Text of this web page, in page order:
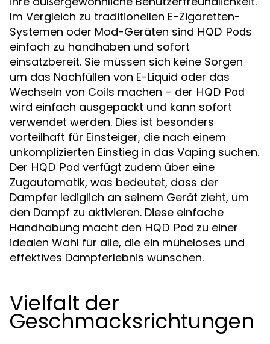
Im Vergleich zu traditionellen E-Zigaretten-
Systemen oder Mod-Geräten sind HQD Pods
einfach zu handhaben und sofort
einsatzbereit. Sie müssen sich keine Sorgen
um das Nachfüllen von E-Liquid oder das
Wechseln von Coils machen – der HQD Pod
wird einfach ausgepackt und kann sofort
verwendet werden. Dies ist besonders
vorteilhaft für Einsteiger, die nach einem
unkomplizierten Einstieg in das Vaping suchen.
Der HQD Pod verfügt zudem über eine
Zugautomatik, was bedeutet, dass der
Dampfer lediglich an seinem Gerät zieht, um
den Dampf zu aktivieren. Diese einfache
Handhabung macht den HQD Pod zu einer
idealen Wahl für alle, die ein müheloses und
effektives Dampferlebnis wünschen.
Vielfalt der
Geschmacksrichtungen